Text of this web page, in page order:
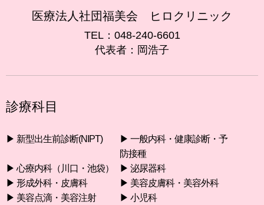
医療法人社団福美会 ヒロクリニック
TEL：048-240-6601
代表者：岡浩子
診療科目
▶︎ 新型出生前診断(NIPT)
▶︎ 一般内科・健康診断・予
防接種
▶︎ 心療内科（川口・池袋）
▶︎ 泌尿器科
▶︎ 形成外科・皮膚科
▶︎ 美容皮膚科・美容外科
▶︎ 美容点滴・美容注射
▶︎ 小児科